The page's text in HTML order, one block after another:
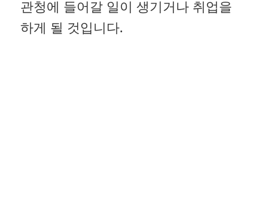
관청에 들어갈 일이 생기거나 취업을
하게 될 것입니다.